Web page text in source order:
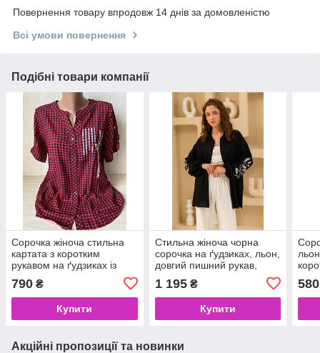
Повернення товару впродовж 14 днів за домовленістю
Всі умови повернення
Подібні товари компанії
Сорочка жіноча стильна
картата з коротким
рукавом на ґудзиках із
790 ₴
Купити
Стильна жіноча чорна
сорочка на ґудзиках, льон,
довгий пишний рукав,
1 195₴
Купити
580
Акційні пропозиції та новинки